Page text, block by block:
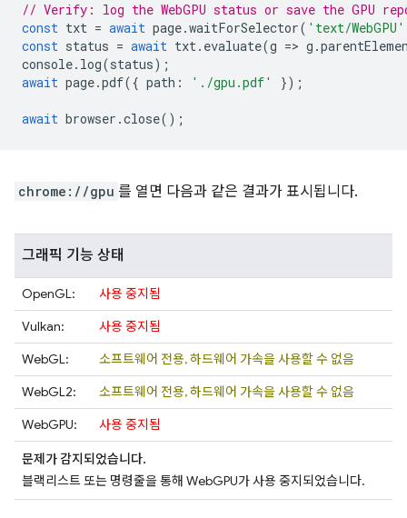
// Verify: log the WebGPU status or save the GPU
const txt = await page.waitForSelector( 'text/WebGPU'
const status = await txt. evaluate(g => g .
console. log(status);
await page.pdf({ path : './gpu.pdf' });
await browser .close();
chrome://gpu 를 열면 다음과 같은 결과가 표시됩니다.
그래픽 기능 상태
OpenGL:
사용 중지됨
Vulkan:
사용 중지됨
WebGL:
소프트웨어 전용, 하드웨어 가속을 사용할 수 없음
WebGL2:
소프트웨어 전용, 하드웨어 가속을 사용할 수 없음
WebGPU:
사용 중지됨
문제가 감지되었습니다.
블랙리스트 또는 명령줄을 통해 WebGPU가 사용 중지되었습니다.